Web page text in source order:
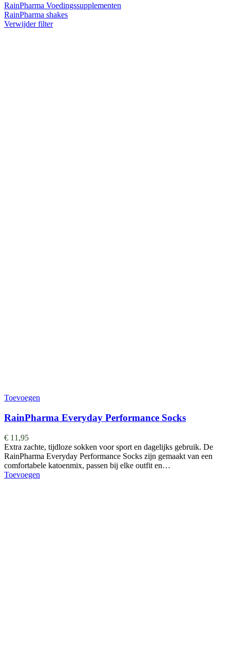
RainPharma Voedingssupplementen
RainPharma shakes
Verwijder filter
Toevoegen
RainPharma Everyday Performance Socks
€ 11,95
Extra zachte, tijdloze sokken voor sport en dagelijks gebruik. De
RainPharma Everyday Performance Socks zijn gemaakt van een
comfortabele katoenmix, passen bij elke outfit en…
Toevoegen